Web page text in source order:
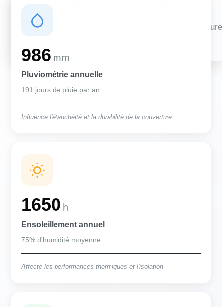
Des conditions qui influencent vos travaux de couverture
986 mm
Pluviométrie annuelle
191 jours de pluie par an
Influence l'étanchéité et la durabilité de la couverture
1650 h
Ensoleillement annuel
75% d'humidité moyenne
Affecte les performances thermiques et l'isolation